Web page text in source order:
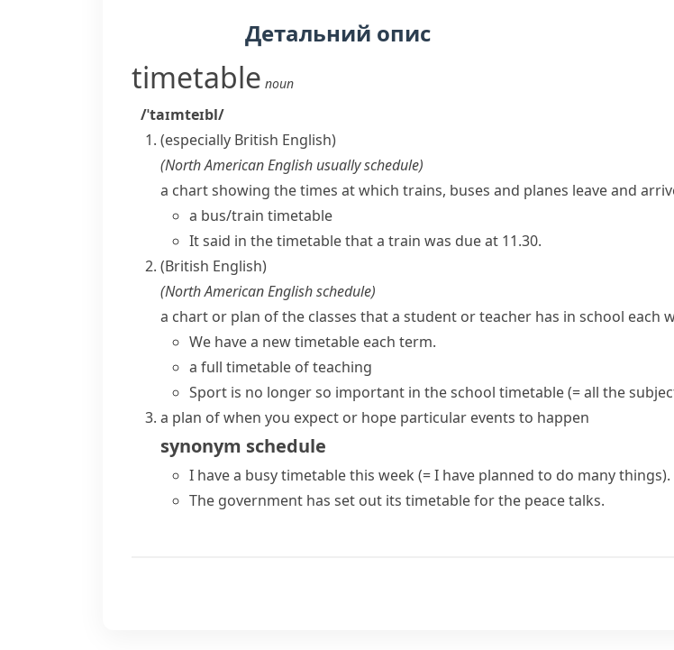
Детальний опис
timetable noun
/ˈtaɪmteɪbl/
(especially British English)
(North American English usuallyschedule)
a chart showing the times at which trains, buses and planes leave and
a bus/train timetable
It said in the timetable that a train was due at 11.30.
(British English)
(North American Englishschedule)
a chart or plan of the classes that a student or teacher has in school each
We have a new timetable each term.
a full timetable of teaching
Sport is no longer so important in the school timetable(= all the
a plan of when you expect or hope particular events to happen
synonym schedule
I have a busy timetable this week (= I have planned to do many things).
The government has set out its timetable for the peace talks.